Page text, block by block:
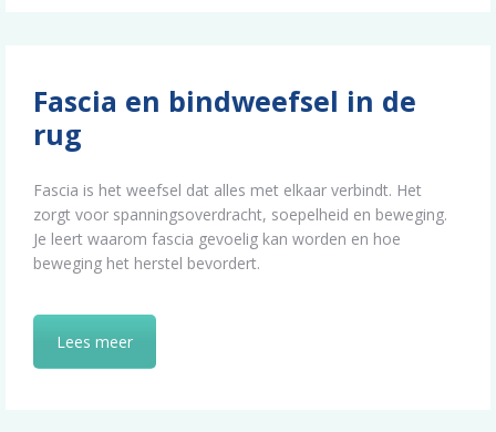
Fascia en bindweefsel in de
rug
Fascia is het weefsel dat alles met elkaar verbindt. Het
zorgt voor spanningsoverdracht, soepelheid en beweging.
Je leert waarom fascia gevoelig kan worden en hoe
beweging het herstel bevordert.
Lees meer